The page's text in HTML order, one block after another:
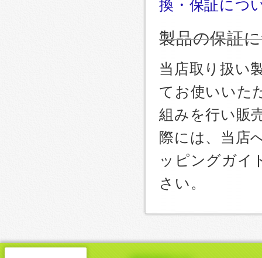
換・保証につ
製品の保証
当店取り扱い
てお使いいた
組みを行い販
際には、当店
ッピングガイ
さい。